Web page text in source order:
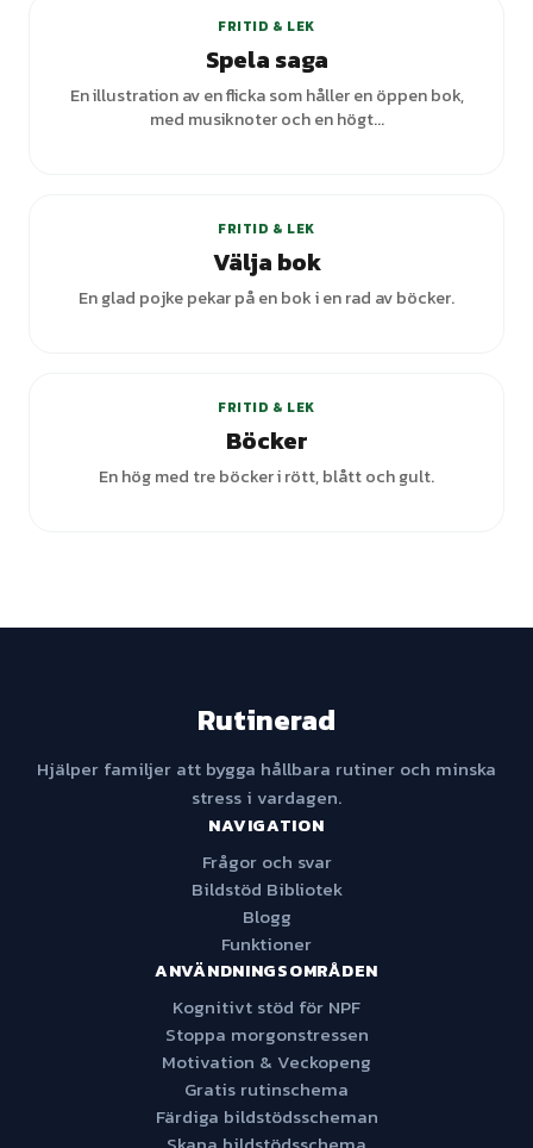
FRITID & LEK
Spela saga
En illustration av en flicka som håller en öppen bok,
med musiknoter och en högt...
FRITID & LEK
Välja bok
En glad pojke pekar på en bok i en rad av böcker.
FRITID & LEK
Böcker
En hög med tre böcker i rött, blått och gult.
Rutinerad
Hjälper familjer att bygga hållbara rutiner och minska
stress i vardagen.
NAVIGATION
Frågor och svar
Bildstöd Bibliotek
Blogg
Funktioner
ANVÄNDNINGSOMRÅDEN
Kognitivt stöd för NPF
Stoppa morgonstressen
Motivation & Veckopeng
Gratis rutinschema
Färdiga bildstödsscheman